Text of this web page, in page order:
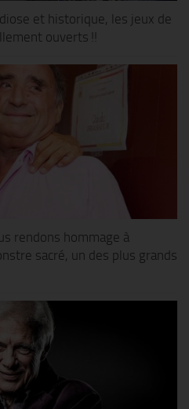
et historique, les jeux de
ouverts !!
rendons hommage à
sacré, un des plus grands